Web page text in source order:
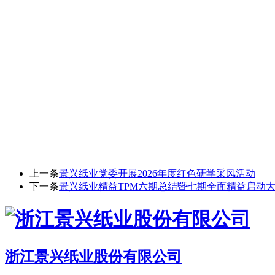
上一条景兴纸业党委开展2026年度红色研学采风活动
下一条景兴纸业精益TPM六期总结暨七期全面精益启动
浙江景兴纸业股份有限公司